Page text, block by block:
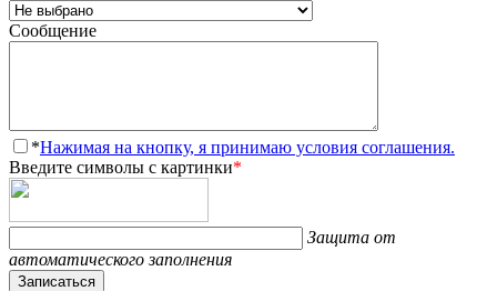
Сообщение
*Нажимая на кнопку, я принимаю условия соглашения.
Введите символы с картинки*
Защита от
автоматического заполнения
Записаться